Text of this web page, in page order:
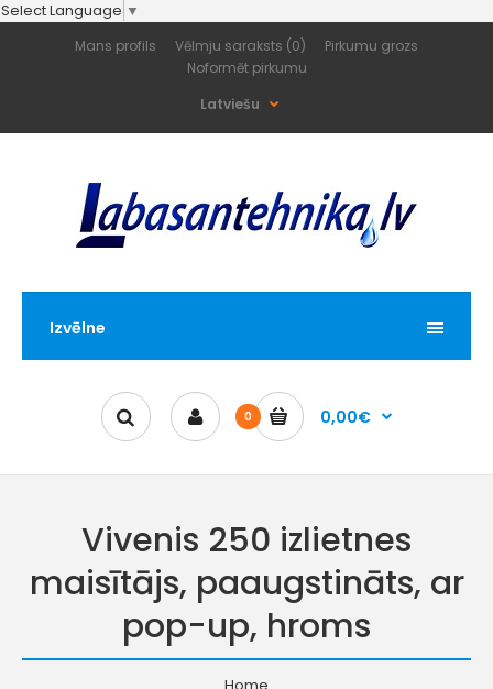
Select Language ▼
Mans profils Vēlmju saraksts (0)
Pirkumu grozs
Noformēt pirkumu
Latviešu
Izvēlne
0 0,00€
Vivenis 250 izlietnes
maisītājs, paaugstināts, ar
pop-up, hroms